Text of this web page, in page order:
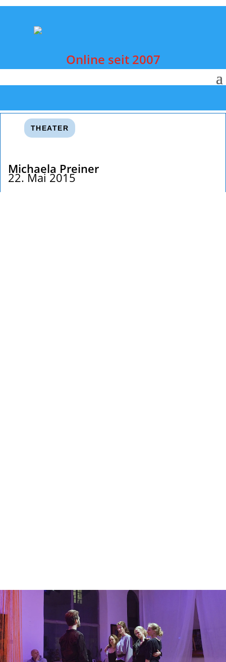
Online seit 2007
THEATER
Michaela Preiner
22. Mai 2015